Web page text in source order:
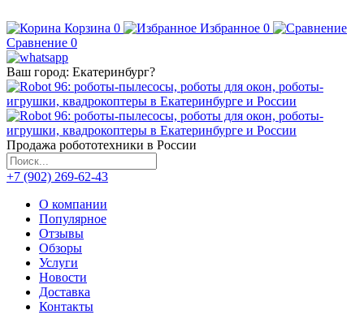
Корзина 0 Избранное 0
Сравнение 0
Ваш город: Екатеринбург?
Продажа робототехники в России
+7 (902) 269-62-43
О компании
Популярное
Отзывы
Обзоры
Услуги
Новости
Доставка
Контакты